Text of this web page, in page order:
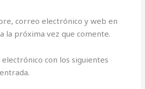
correo electrónico y web en
la próxima vez que comente.
con los siguientes